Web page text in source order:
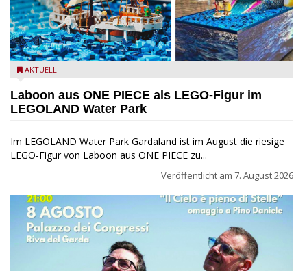
Laboon aus ONE PIECE als LEGO-Figur im LEGOLAND Water
AKTUELL
Laboon aus ONE PIECE als LEGO-Figur im
LEGOLAND Water Park
Im LEGOLAND Water Park Gardaland ist im August die riesige
LEGO-Figur von Laboon aus ONE PIECE zu...
Veröffentlicht am 7. August 2026